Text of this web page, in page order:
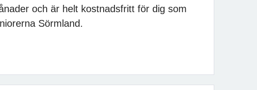
och är helt kostnadsfritt för dig som
Sörmland.